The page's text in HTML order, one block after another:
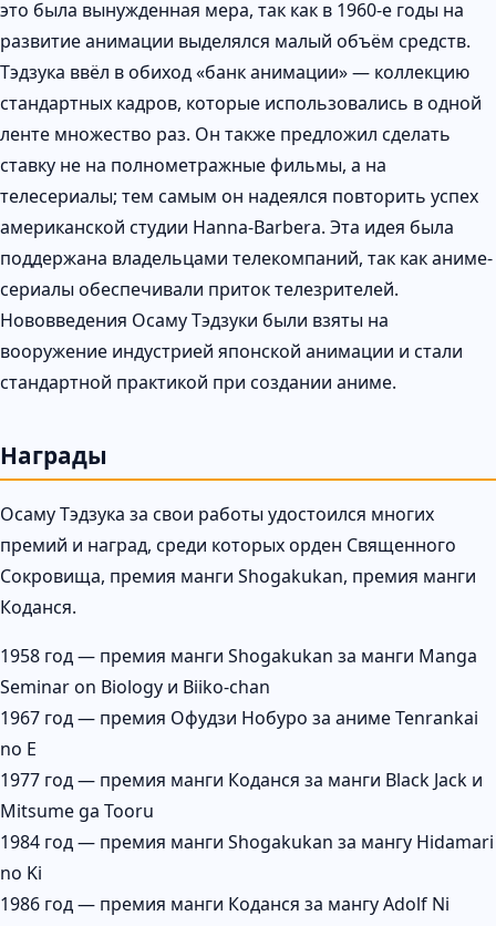
это была вынужденная мера, так как в 1960-е годы на
развитие анимации выделялся малый объём средств.
Тэдзука ввёл в обиход «банк анимации» — коллекцию
стандартных кадров, которые использовались в одной
ленте множество раз. Он также предложил сделать
ставку не на полнометражные фильмы, а на
телесериалы; тем самым он надеялся повторить успех
американской студии Hanna-Barbera. Эта идея была
поддержана владельцами телекомпаний, так как аниме-
сериалы обеспечивали приток телезрителей.
Нововведения Осаму Тэдзуки были взяты на
вооружение индустрией японской анимации и стали
стандартной практикой при создании аниме.
Награды
Осаму Тэдзука за свои работы удостоился многих
премий и наград, среди которых орден Священного
Сокровища, премия манги Shogakukan, премия манги
Коданся.
1958 год — премия манги Shogakukan за манги Manga
Seminar on Biology и Biiko-chan
1967 год — премия Офудзи Нобуро за аниме Tenrankai
no E
1977 год — премия манги Коданся за манги Black Jack и
Mitsume ga Tooru
1984 год — премия манги Shogakukan за мангу Hidamari
no Ki
1986 год — премия манги Коданся за мангу Adolf Ni